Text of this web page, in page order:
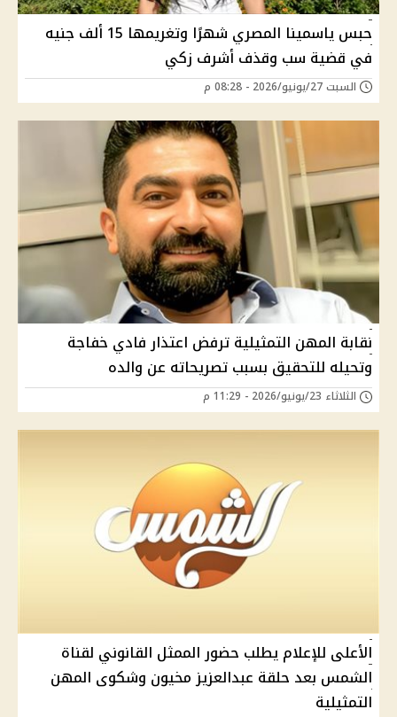
حبس ياسمينا المصري شهرًا وتغريمها 15 ألف جنيه
في قضية سب وقذف أشرف زكي
السبت 27/يونيو/2026 - 08:28 م
نقابة المهن التمثيلية ترفض اعتذار فادي خفاجة
وتحيله للتحقيق بسبب تصريحاته عن والده
الثلاثاء 23/يونيو/2026 - 11:29 م
الأعلى للإعلام يطلب حضور الممثل القانوني لقناة
الشمس بعد حلقة عبدالعزيز مخيون وشكوى المهن
التمثيلية